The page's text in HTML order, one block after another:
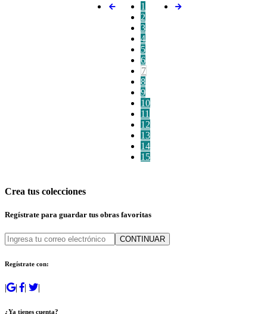
1
2
3
4
5
6
7
8
9
10
11
12
13
14
15
Crea tus colecciones
Regístrate para guardar tus obras favoritas
CONTINUAR
Regístrate con:
| | | |
¿Ya tienes cuenta?